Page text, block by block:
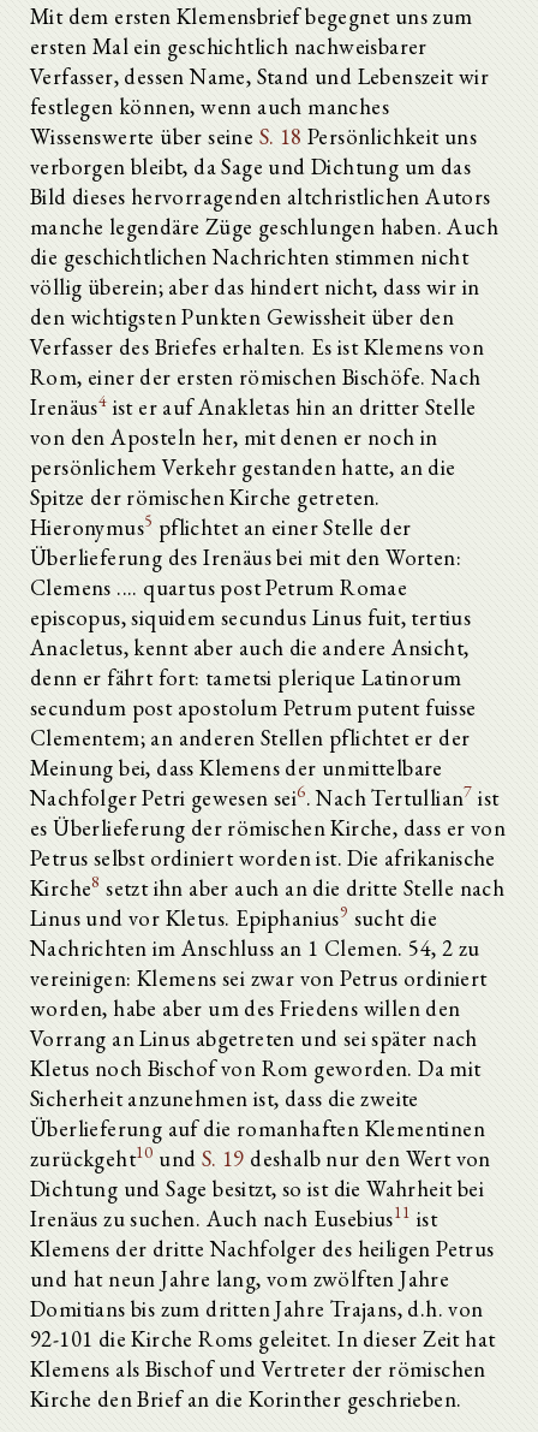
Mit dem ersten Klemensbrief begegnet uns zum
ersten Mal ein geschichtlich nachweisbarer
Verfasser, dessen Name, Stand und Lebenszeit wir
festlegen können, wenn auch manches
Wissenswerte über seine S. 18 Persönlichkeit uns
verborgen bleibt, da Sage und Dichtung um das
Bild dieses hervorragenden altchristlichen Autors
manche legendäre Züge geschlungen haben. Auch
die geschichtlichen Nachrichten stimmen nicht
völlig überein; aber das hindert nicht, dass wir in
den wichtigsten Punkten Gewissheit über den
Verfasser des Briefes erhalten. Es ist Klemens von
Rom, einer der ersten römischen Bischöfe. Nach
Irenäus4 ist er auf Anakletas hin an dritter Stelle
von den Aposteln her, mit denen er noch in
persönlichem Verkehr gestanden hatte, an die
Spitze der römischen Kirche getreten.
Hieronymus5 pflichtet an einer Stelle der
Überlieferung des Irenäus bei mit den Worten:
Clemens .... quartus post Petrum Romae
episcopus, siquidem secundus Linus fuit, tertius
Anacletus, kennt aber auch die andere Ansicht,
denn er fährt fort: tametsi plerique Latinorum
secundum post apostolum Petrum putent fuisse
Clementem; an anderen Stellen pflichtet er der
Meinung bei, dass Klemens der unmittelbare
Nachfolger Petri gewesen sei6. Nach Tertullian7 ist
es Überlieferung der römischen Kirche, dass er von
Petrus selbst ordiniert worden ist. Die afrikanische
Kirche8 setzt ihn aber auch an die dritte Stelle nach
Linus und vor Kletus. Epiphanius9 sucht die
Nachrichten im Anschluss an 1 Clemen. 54, 2 zu
vereinigen: Klemens sei zwar von Petrus ordiniert
worden, habe aber um des Friedens willen den
Vorrang an Linus abgetreten und sei später nach
Kletus noch Bischof von Rom geworden. Da mit
Sicherheit anzunehmen ist, dass die zweite
Überlieferung auf die romanhaften Klementinen
zurückgeht10 und S. 19 deshalb nur den Wert von
Dichtung und Sage besitzt, so ist die Wahrheit bei
Irenäus zu suchen. Auch nach Eusebius11 ist
Klemens der dritte Nachfolger des heiligen Petrus
und hat neun Jahre lang, vom zwölften Jahre
Domitians bis zum dritten Jahre Trajans, d.h. von
92-101 die Kirche Roms geleitet. In dieser Zeit hat
Klemens als Bischof und Vertreter der römischen
Kirche den Brief an die Korinther geschrieben.